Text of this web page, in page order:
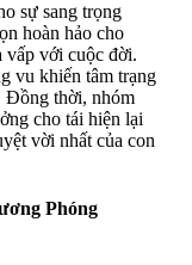
sự sang trọng
hoàn hảo cho
vấp với cuộc đời.
vu khiến tâm trạng
Đồng thời, nhóm
cho tái hiện lại
vời nhất của con
Phóng